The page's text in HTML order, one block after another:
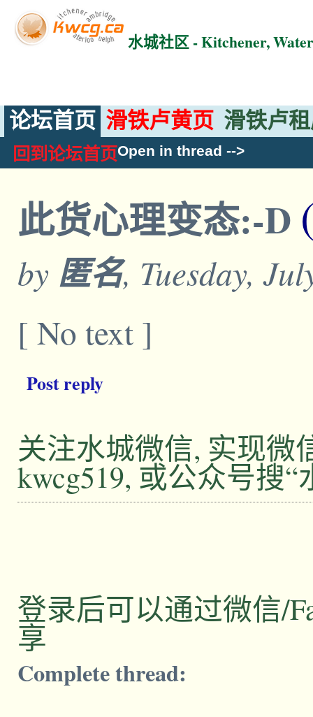
水城社区 - Kitchener,
论坛首页 滑铁卢黄页 滑铁卢
回到论坛首页Open in thread -->
此货心理变态:-D
by 匿名, Tuesday,
[ No text ]
Post reply
关注水城微信, 实现微
kwcg519, 或公众号搜“
登录后可以通过微信/
享
Complete thread: